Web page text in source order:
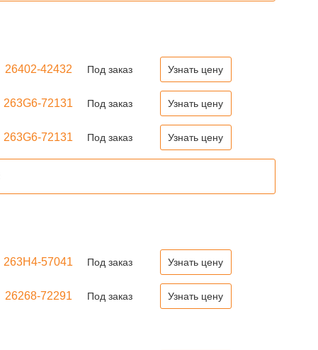
26402-42432 Под заказ Узнать цену
263G6-72131 Под заказ Узнать цену
263G6-72131 Под заказ Узнать цену
263H4-57041 Под заказ Узнать цену
26268-72291 Под заказ Узнать цену